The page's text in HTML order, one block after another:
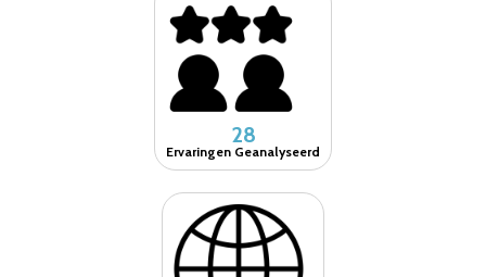
28
Ervaringen Geanalyseerd